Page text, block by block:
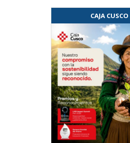
CAJA CUSCO